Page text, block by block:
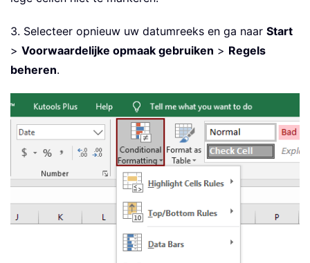
3. Selecteer opnieuw uw datumreeks en ga naar Start
> Voorwaardelijke opmaak gebruiken > Regels
beheren.